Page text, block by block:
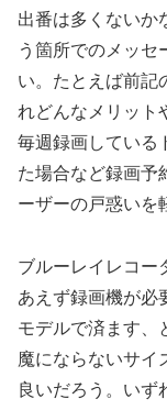
出番は多くないか
う箇所でのメッセ
い。たとえば前記
れどんなメリット
毎週録画している
た場合など録画予
ーザーの戸惑いを
ブルーレイレコー
あえず録画機が必
モデルで済ます、
魔にならないサイ
良いだろう。いず